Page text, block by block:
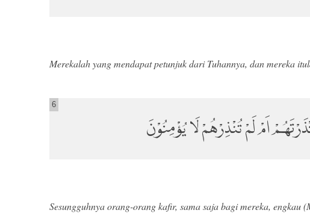
Merekalah yang mendapat petunjuk dari Tuhannya, dan mereka
اَمْ لَمْ تُنْذِرْهُمْ لَا يُؤْمِنُوْنَ
6
Sesungguhnya orang-orang kafir, sama saja bagi mereka, engkau